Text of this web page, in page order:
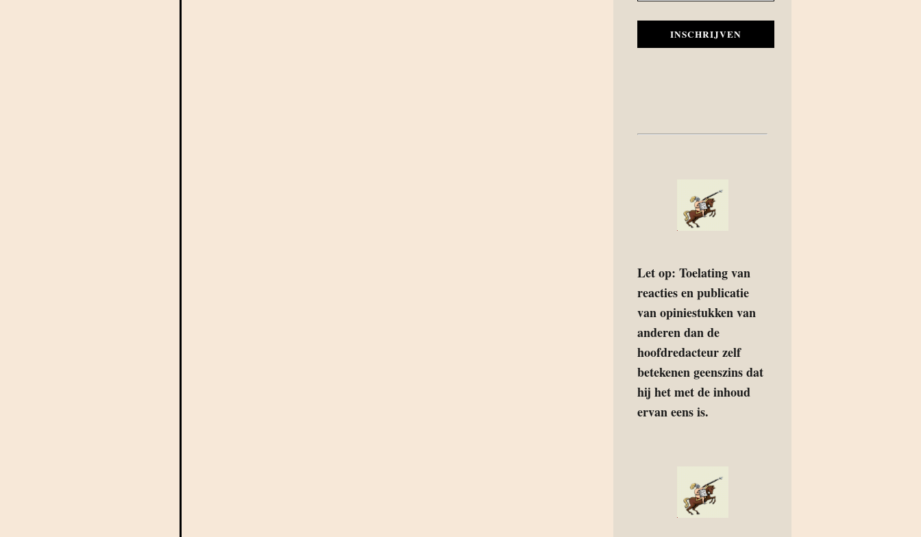
INSCHRIJVEN
Let op: Toelating van
reacties en publicatie
van opiniestukken van
anderen dan de
hoofdredacteur zelf
betekenen geenszins dat
hij het met de inhoud
ervan eens is.